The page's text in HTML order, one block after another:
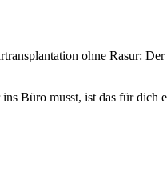
ohne Rasur:
Büro musst, ist das für